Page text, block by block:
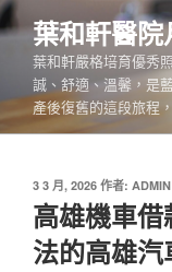
跳
至
內
葉和軒醫
葉和軒嚴格培育優秀
誠、舒適、溫馨，是
產後復舊的這段旅程
發
佈
於
3 3 月, 2026 作者: ADMIN
高雄機車
法的高雄汽